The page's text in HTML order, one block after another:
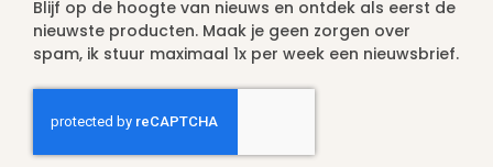
Blijf op de hoogte van nieuws en ontdek als eerst de
nieuwste producten. Maak je geen zorgen over
spam, ik stuur maximaal 1x per week een nieuwsbrief.